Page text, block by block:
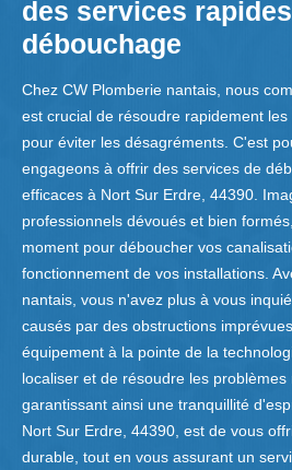
des services
débouchage
Chez CW Plomberie nantais, nous
est crucial de résoudre rapidement
pour éviter les désagréments. C'est
engageons à offrir des services de
efficaces à Nort Sur Erdre, 44390.
professionnels dévoués et bien
moment pour déboucher vos
fonctionnement de vos installations.
nantais, vous n'avez plus à vous
causés par des obstructions
équipement à la pointe de la
localiser et de résoudre les
garantissant ainsi une tranquillité
Nort Sur Erdre, 44390, est de vous
durable, tout en vous assurant un